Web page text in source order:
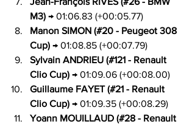
M3) → 01:06.83 (+00:05.77)
Manon SIMON (#20 - Peugeot 308
Cup) → 01:08.85 (+00:07.79)
Sylvain ANDRIEU (#121 - Renault
Clio Cup) → 01:09.06 (+00:08.00)
Guillaume FAYET (#21 - Renault
Clio Cup) → 01:09.35 (+00:08.29)
Yoann MOUILLAUD (#28 - Renault